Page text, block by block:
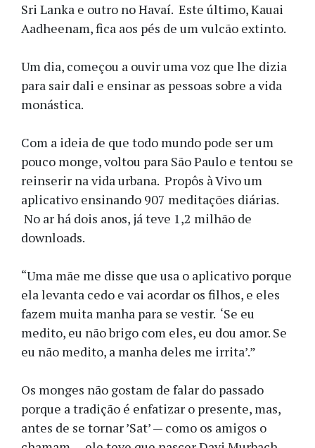
Sri Lanka e outro no Havaí. Este último, Kauai
Aadheenam, fica aos pés de um vulcão extinto.
Um dia, começou a ouvir uma voz que lhe dizia
para sair dali e ensinar as pessoas sobre a vida
monástica.
Com a ideia de que todo mundo pode ser um
pouco monge, voltou para São Paulo e tentou se
reinserir na vida urbana. Propôs à Vivo um
aplicativo ensinando 907 meditações diárias.
No ar há dois anos, já teve 1,2 milhão de
downloads.
“Uma mãe me disse que usa o aplicativo porque
ela levanta cedo e vai acordar os filhos, e eles
fazem muita manha para se vestir. ‘Se eu
medito, eu não brigo com eles, eu dou amor. Se
eu não medito, a manha deles me irrita’.”
Os monges não gostam de falar do passado
porque a tradição é enfatizar o presente, mas,
antes de se tornar ’Sat’ — como os amigos o